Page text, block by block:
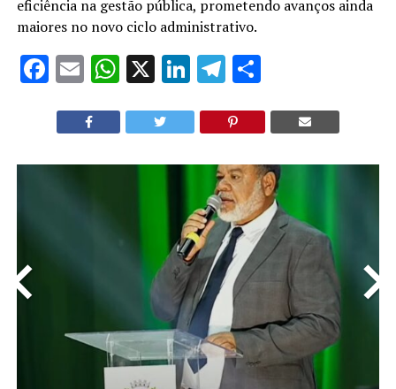
eficiência na gestão pública, prometendo avanços ainda
maiores no novo ciclo administrativo.
Facebook
EmailWhatsApp
X LinkedInTelegram
< >